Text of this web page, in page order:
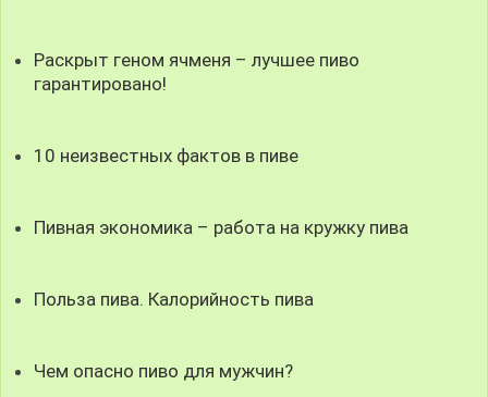
Раскрыт геном ячменя – лучшее пиво
гарантировано!
10 неизвестных фактов в пиве
Пивная экономика – работа на кружку пива
Польза пива. Калорийность пива
Чем опасно пиво для мужчин?